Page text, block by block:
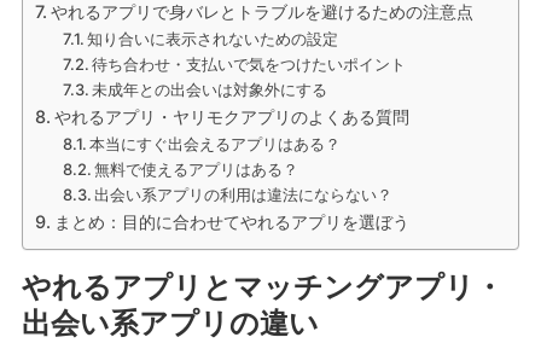
やれるアプリで身バレとトラブルを避けるための注意点
知り合いに表示されないための設定
待ち合わせ・支払いで気をつけたいポイント
未成年との出会いは対象外にする
やれるアプリ・ヤリモクアプリのよくある質問
本当にすぐ出会えるアプリはある？
無料で使えるアプリはある？
出会い系アプリの利用は違法にならない？
まとめ：目的に合わせてやれるアプリを選ぼう
やれるアプリとマッチングアプリ・
出会い系アプリの違い